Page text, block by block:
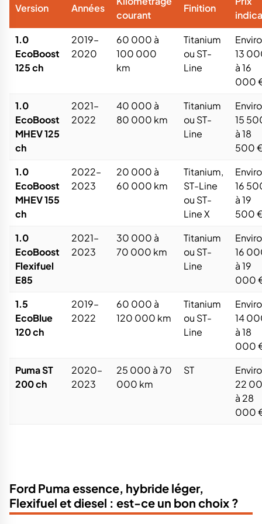
Version Années
courant
Finition
1.0
EcoBoost
125 ch
2019–
2020
60 000 à
100 000
km
Titanium
ou ST-
Line
13
à 16
000
1.0
EcoBoost
MHEV 125
ch
2021–
2022
40 000 à
80 000 km
Titanium
ou ST-
Line
15
à 18
500
1.0
EcoBoost
MHEV 155
ch
2022–
2023
20 000 à
60 000 km
Titanium,
ST-Line
ou ST-
Line X
16
à 19
500
1.0
EcoBoost
Flexifuel
E85
2021–
2023
30 000 à
70 000 km
Titanium
ou ST-
Line
16
à 19
000
1.5
EcoBlue
120 ch
2019–
2022
60 000 à
120 000 km
Titanium
ou ST-
Line
14
à 18
000
Puma ST
200 ch
2020–
2023
25 000 à 70
000 km
ST
22
à 28
000
Ford Puma essence, hybride léger,
Flexifuel et diesel : est-ce un bon choix ?